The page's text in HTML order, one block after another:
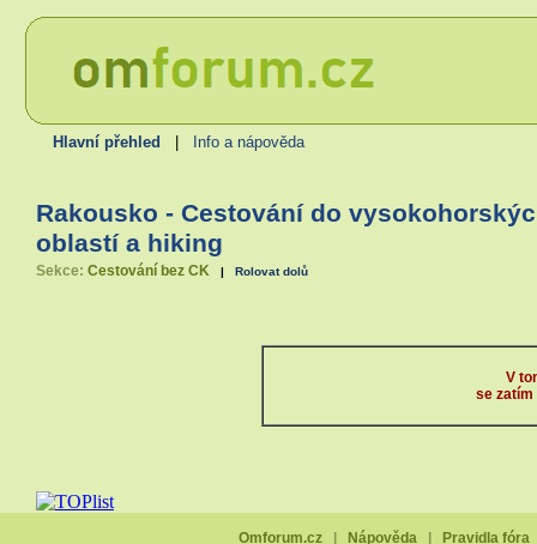
Hlavní přehled Info a nápověda
Rakousko - Cestování do
oblastí a hiking
Sekce: Cestování bez CK | Rolovat dolů
V
se zatím
Omforum.cz Nápověda Pravidla fóra